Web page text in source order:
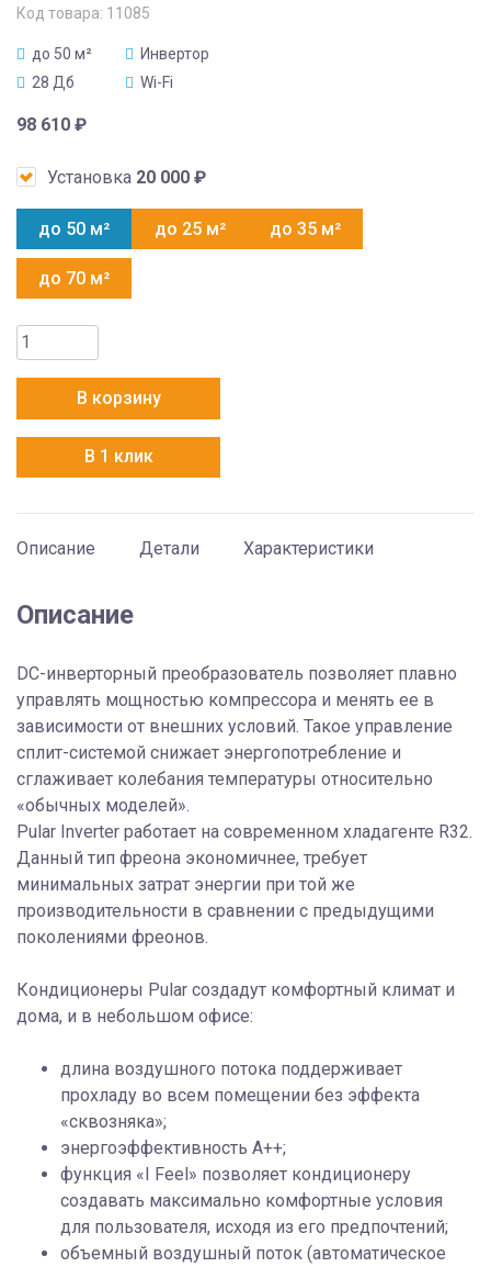
Код товара: 11085
до 50 м²
Инвертор
28 Дб
Wi-Fi
98 610 ₽
Установка 20 000 ₽
до 50 м² до 25 м² до 35 м²
до 70 м²
Количество
товара
GWH18AGD-
K6DNA4D
В корзину
В 1 клик
Описание Детали Характеристики
Описание
DC-инверторный преобразователь позволяет плавно
управлять мощностью компрессора и менять ее в
зависимости от внешних условий. Такое управление
сплит-системой снижает энергопотребление и
сглаживает колебания температуры относительно
«обычных моделей».
Pular Inverter работает на современном хладагенте R32.
Данный тип фреона экономичнее, требует
минимальных затрат энергии при той же
производительности в сравнении с предыдущими
поколениями фреонов.
Кондиционеры Pular создадут комфортный климат и
дома, и в небольшом офисе:
длина воздушного потока поддерживает
прохладу во всем помещении без эффекта
«сквозняка»;
энергоэффективность А++;
функция «I Feel» позволяет кондиционеру
создавать максимально комфортные условия
для пользователя, исходя из его предпочтений;
объемный воздушный поток (автоматическое